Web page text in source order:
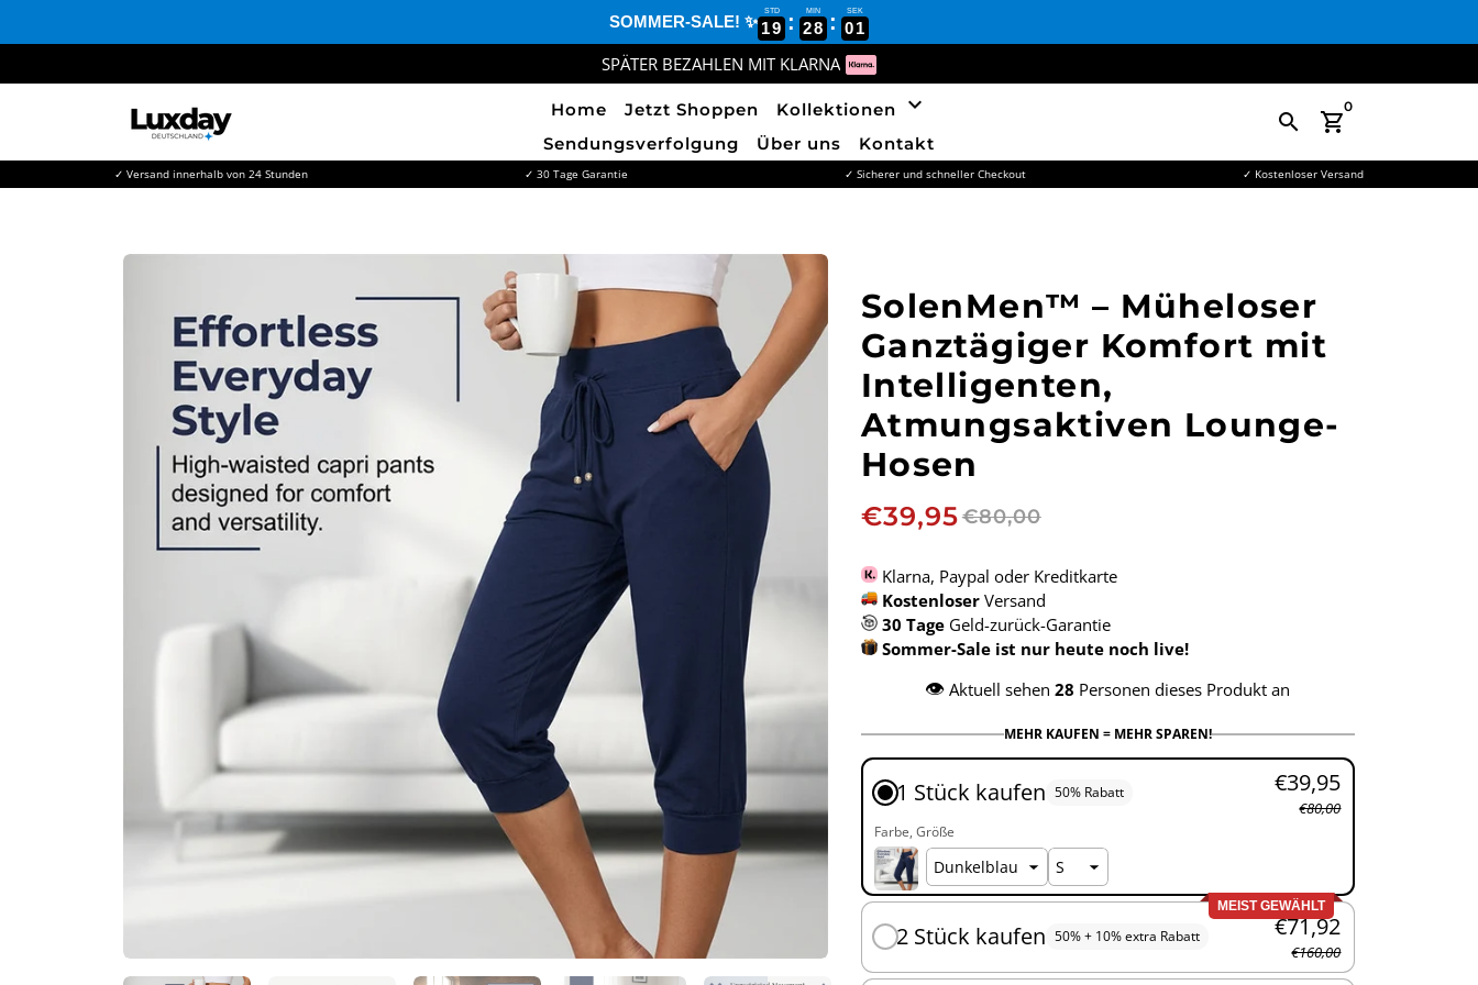
SOMMER-SALE! ✨
STD
19 : MIN
28 : SEK
00
SPÄTER BEZAHLEN MIT KLARNA
Home Jetzt Shoppen Kollektionen keyboard_arrow_down
Sendungsverfolgung Über uns Kontakt
search shopping_cart
0
✓ Versand innerhalb von 24 Stunden ✓ 30 Tage Garantie ✓ Sicherer und schneller Checkout ✓ Kostenloser Versand
SolenMen™ – Müheloser
Ganztägiger Komfort mit
Intelligenten,
Atmungsaktiven Lounge-
Hosen
€39,95€80,00
Klarna, Paypal oder Kreditkarte
Kostenloser Versand
30 Tage Geld-zurück-Garantie
Sommer-Sale ist nur heute noch live!
👁️ Aktuell sehen28 Personen dieses Produkt an
MEHR KAUFEN = MEHR SPAREN!
1 Stück kaufen 50% Rabatt €39,95
€80,00
Farbe Größe
MEIST GEWÄHLT
2 Stück kaufen 50% + 10% extra Rabatt €71,92
€160,00